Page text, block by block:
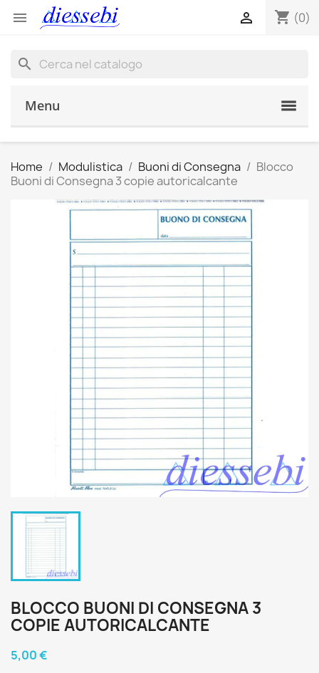
 shopping_cart (0)

search
Menu
Home Modulistica Buoni di Consegna
Blocco
Buoni di Consegna 3 copie autoricalcante
BLOCCO BUONI DI CONSEGNA 3
COPIE AUTORICALCANTE
5,00 €